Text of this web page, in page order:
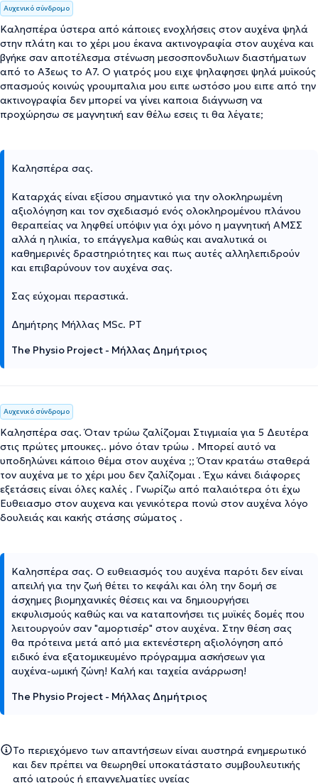
Αυχενικό σύνδρομο
Καλησπέρα ύστερα από κάποιες ενοχλήσεις στον αυχένα ψηλά
στην πλάτη και το χέρι μου έκανα ακτινογραφία στον αυχένα και
βγήκε σαν αποτέλεσμα στένωση μεσοσπονδυλιων διαστήματων
από το Α3εως το Α7. Ο γιατρός μου ειχε ψηλαφησει ψηλά μυϊκούς
σπασμούς κοινώς γρουμπαλια μου ειπε ωστόσο μου ειπε από την
ακτινογραφία δεν μπορεί να γίνει καποια διάγνωση να
προχώρησω σε μαγνητική εαν θέλω εσεις τι θα λέγατε;
Καλησπέρα σας.
Καταρχάς είναι εξίσου σημαντικό για την ολοκληρωμένη
αξιολόγηση και τον σχεδιασμό ενός ολοκληρομένου πλάνου
θεραπείας να ληφθεί υπόψιν για όχι μόνο η μαγνητική ΑΜΣΣ
αλλά η ηλικία, το επάγγελμα καθώς και αναλυτικά οι
καθημερινές δραστηριότητες και πως αυτές αλληλεπιδρούν
και επιβαρύνουν τον αυχένα σας.
Σας εύχομαι περαστικά.
Δημήτρης Μήλλας MSc. PT
The Physio Project - Μήλλας Δημήτριος
Αυχενικό σύνδρομο
Καλησπέρα σας. Όταν τρώω ζαλίζομαι Στιγμιαία για 5 Δευτέρα
στις πρώτες μπουκες.. μόνο όταν τρώω . Μπορεί αυτό να
υποδηλώνει κάποιο θέμα στον αυχένα ;; Όταν κρατάω σταθερά
τον αυχένα με το χέρι μου δεν ζαλίζομαι . Έχω κάνει διάφορες
εξετάσεις είναι όλες καλές . Γνωρίζω από παλαιότερα ότι έχω
Ευθειασμο στον αυχενα και γενικότερα πονώ στον αυχένα λόγο
δουλειάς και κακής στάσης σώματος .
Καλησπέρα σας. Ο ευθειασμός του αυχένα παρότι δεν είναι
απειλή για την ζωή θέτει το κεφάλι και όλη την δομή σε
άσχημες βιομηχανικές θέσεις και να δημιουργήσει
εκφυλισμούς καθώς και να καταπονήσει τις μυϊκές δομές που
λειτουργούν σαν "αμορτισέρ" στον αυχένα. Στην θέση σας
θα πρότεινα μετά από μια εκτενέστερη αξιολόγηση από
ειδικό ένα εξατομικευμένο πρόγραμμα ασκήσεων για
αυχένα-ωμική ζώνη! Καλή και ταχεία ανάρρωση!
The Physio Project - Μήλλας Δημήτριος
Το περιεχόμενο των απαντήσεων είναι αυστηρά ενημερωτικό
και δεν πρέπει να θεωρηθεί υποκατάστατο συμβουλευτικής
από ιατρούς ή επαγγελματίες υγείας